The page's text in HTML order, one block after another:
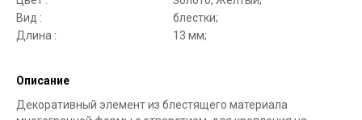
Вид :
блестки;
Длина :
13 мм;
Описание
Декоративный элемент из блестящего материала